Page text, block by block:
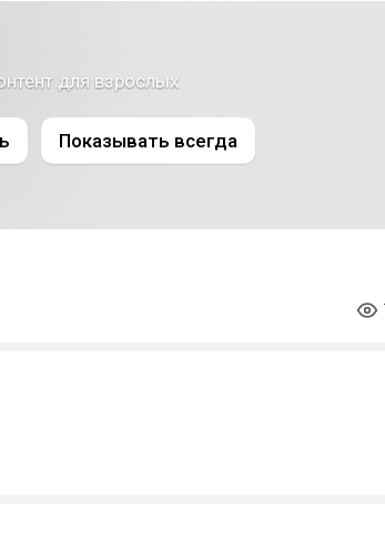
#animeart #komicantcommunicat
для взрослых
Показывать всегда